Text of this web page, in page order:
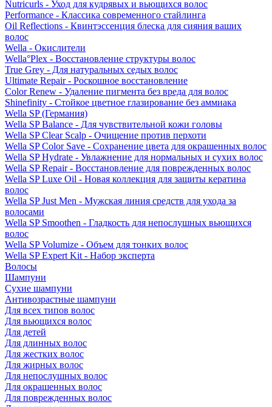
Nutricurls - Уход для кудрявых и вьющихся волос
Performance - Классика современного стайлинга
Oil Reflections - Квинтэссенция блеска для сияния ваших
волос
Wella - Окислители
Wella°Plex - Восстановление структуры волос
True Grey - Для натуральных седых волос
Ultimate Repair - Роскошное восстановление
Color Renew - Удаление пигмента без вреда для волос
Shinefinity - Стойкое цветное глазирование без аммиака
Wella SP (Германия)
Wella SP Balance - Для чувствительной кожи головы
Wella SP Clear Scalp - Очищение против перхоти
Wella SP Color Save - Сохранение цвета для окрашенных волос
Wella SP Hydrate - Увлажнение для нормальных и сухих волос
Wella SP Repair - Восстановление для поврежденных волос
Wella SP Luxe Oil - Новая коллекция для защиты кератина
волос
Wella SP Just Men - Мужская линия средств для ухода за
волосами
Wella SP Smoothen - Гладкость для непослушных вьющихся
волос
Wella SP Volumize - Объем для тонких волос
Wella SP Expert Kit - Набор эксперта
Волосы
Шампуни
Сухие шампуни
Антивозрастные шампуни
Для всех типов волос
Для вьющихся волос
Для детей
Для длинных волос
Для жестких волос
Для жирных волос
Для непослушных волос
Для окрашенных волос
Для поврежденных волос